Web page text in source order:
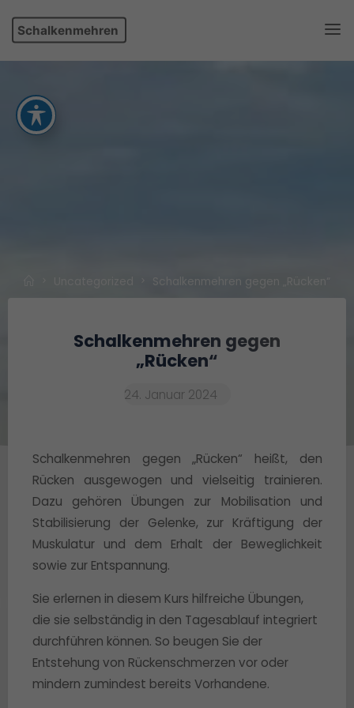
Schalkenmehren
Schalkenmehren gegen „Rücken“
Schalkenmehren gegen
„Rücken“
24. Januar 2024
Schalkenmehren gegen „Rücken“ heißt, den
Rücken ausgewogen und vielseitig trainieren.
Dazu gehören Übungen zur Mobilisation und
Stabilisierung der Gelenke, zur Kräftigung der
Muskulatur und dem Erhalt der Beweglichkeit
sowie zur Entspannung.
Sie erlernen in diesem Kurs hilfreiche Übungen,
die sie selbständig in den Tagesablauf integriert
durchführen können. So beugen Sie der
Entstehung von Rückenschmerzen vor oder
mindern zumindest bereits Vorhandene.